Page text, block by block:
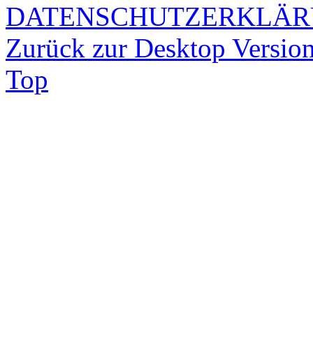
Zurück zur Desktop
Top